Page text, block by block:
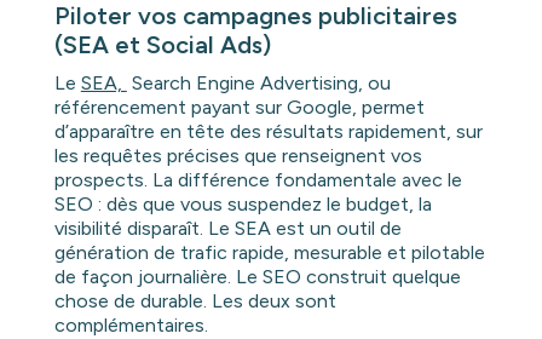
Piloter vos campagnes publicitaires
(SEA et Social Ads)
Le SEA, Search Engine Advertising, ou
référencement payant sur Google, permet
d’apparaître en tête des résultats rapidement, sur
les requêtes précises que renseignent vos
prospects. La différence fondamentale avec le
SEO : dès que vous suspendez le budget, la
visibilité disparaît. Le SEA est un outil de
génération de trafic rapide, mesurable et pilotable
de façon journalière. Le SEO construit quelque
chose de durable. Les deux sont
complémentaires.